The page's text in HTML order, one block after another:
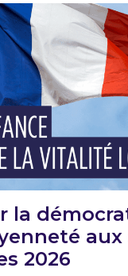
la
2026